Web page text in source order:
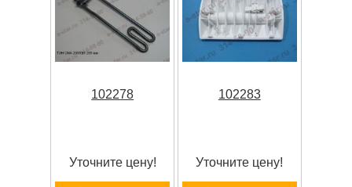
102278
Уточните цену!
102283
Уточните цену!